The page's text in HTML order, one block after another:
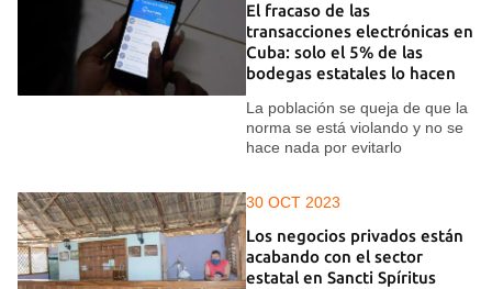
El fracaso de las
transacciones electrónicas en
Cuba: solo el 5% de las
bodegas estatales lo hacen
La población se queja de que la
norma se está violando y no se
hace nada por evitarlo
30 OCT 2023
Los negocios privados están
acabando con el sector
estatal en Sancti Spíritus